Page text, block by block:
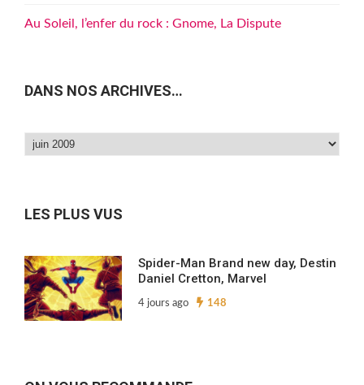
Au Soleil, l’enfer du rock : Gnome, La Dispute
DANS NOS ARCHIVES…
Dans
LES PLUS VUS
Spider-Man Brand new day, Destin
Daniel Cretton, Marvel
4 jours ago 148